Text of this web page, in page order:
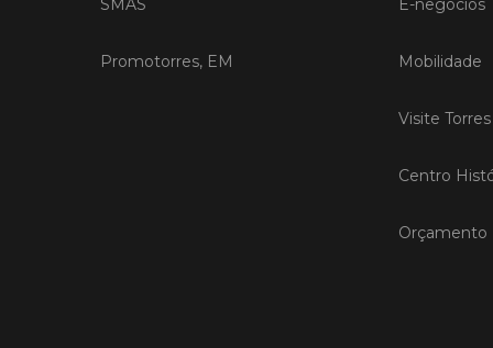
SMAS
Promotorres, EM
E-negócios
Mobilidade
Visite
Centro
Orçamento